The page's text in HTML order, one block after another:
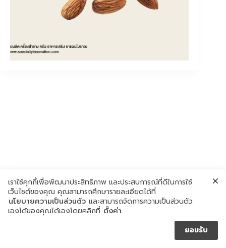
เราใช้คุกกี้เพื่อพัฒนาประสิทธิภาพ และประสบการณ์ที่ดีในการใช้
เว็บไซต์ของคุณ คุณสามารถศึกษารายละเอียดได้ที่
นโยบายความเป็นส่วนตัว และสามารถจัดการความเป็นส่วนตัว
เองได้ของคุณได้เองโดยคลิกที่ ตั้งค่า
ยอมรับ